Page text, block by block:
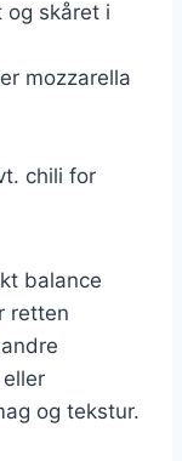
skåret i
mozzarella
chili for
balance
retten
og tekstur.